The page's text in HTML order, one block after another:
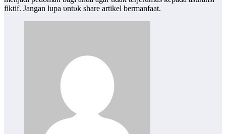
fiktif. Jangan lupa υntυk share artikel bermanfaat.